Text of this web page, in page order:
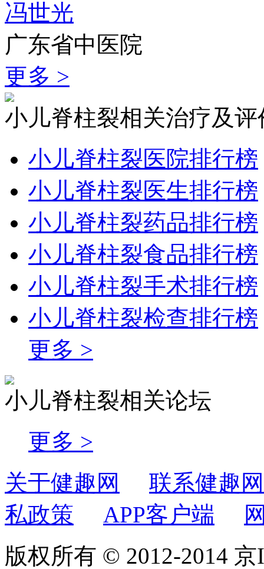
冯世光
广东省中医院
更多 >
小儿脊柱裂相关治疗及
小儿脊柱裂医院排行榜
小儿脊柱裂医生排行榜
小儿脊柱裂药品排行榜
小儿脊柱裂食品排行榜
小儿脊柱裂手术排行榜
小儿脊柱裂检查排行榜
更多 >
小儿脊柱裂相关论坛
更多 >
关于健趣网
联系健趣网
私政策
APP客户端
版权所有 © 2012-2014